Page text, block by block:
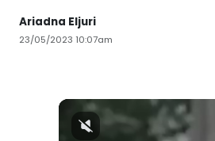
Ariadna Eljuri
23/05/2023 10:07am